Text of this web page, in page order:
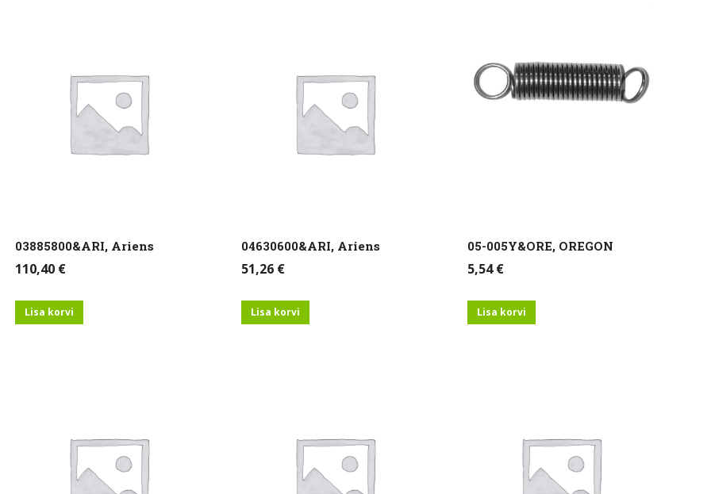
03885800&ARI, Ariens
110,40 €
Lisa korvi
04630600&ARI, Ariens
51,26 €
Lisa korvi
05-005Y&ORE, OREGON
5,54€
Lisa korvi